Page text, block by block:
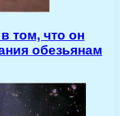
том, что он
обезьянам